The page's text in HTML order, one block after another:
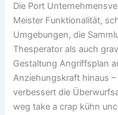
Die Port
Meister Funktionalität,
Umgebungen, die
Thesperator als auch
Gestaltung Angriffsplan
Anziehungskraft hinaus
verbessert die
weg take a crap kühn